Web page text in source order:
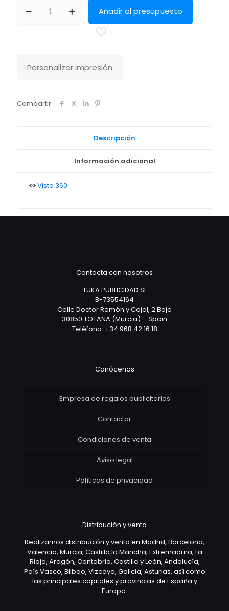
Pixi
Makito
Añadir al presupuesto
Personalizar impresión
Compartir
Descripción
Información adicional
Vista 360
Contacta con nosotros
TUKA PUBLICIDAD SL
B-73554164
Calle Doctor Ramón y Cajal, 2 Bajo
30850 TOTANA (Murcia) – Spain
Teléfono: +34 968 42 16 18
Conócenos
Empresa de regalos publicitarios
Contactar
Condiciones de venta
Aviso legal
Políticas de privacidad
Distribución y venta
Realizamos distribución y venta en Madrid, Barcelona,
Valencia, Murcia, Castilla la Mancha, Extremadura, La
Rioja, Aragón, Cantabria, Castilla y León, Andalucía,
País Vasco, Bilbao, Vizcaya, Galicia, Asturias, así como
las principales capitales y provincias de España y
Europa.